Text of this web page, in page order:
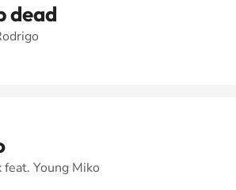
dead
Young Miko